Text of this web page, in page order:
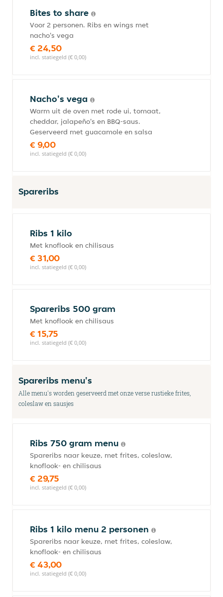
Bites to share
Voor 2 personen. Ribs en wings met
nacho's vega
€ 24,50
incl. statiegeld (€ 0,00)
Nacho's vega
Warm uit de oven met rode ui, tomaat,
cheddar, jalapeño's en BBQ-saus.
Geserveerd met guacamole en salsa
€ 9,00
incl. statiegeld (€ 0,00)
Spareribs
Ribs 1 kilo
Met knoflook en chilisaus
€ 31,00
incl. statiegeld (€ 0,00)
Spareribs 500 gram
Met knoflook en chilisaus
€ 15,75
incl. statiegeld (€ 0,00)
Spareribs menu's
Alle menu's worden geserveerd met onze verse rustieke frites,
coleslaw en sausjes
Ribs 750 gram menu
Spareribs naar keuze, met frites, coleslaw,
knoflook- en chilisaus
€ 29,75
incl. statiegeld (€ 0,00)
Ribs 1 kilo menu 2 personen
Spareribs naar keuze, met frites, coleslaw,
knoflook- en chilisaus
€ 43,00
incl. statiegeld (€ 0,00)